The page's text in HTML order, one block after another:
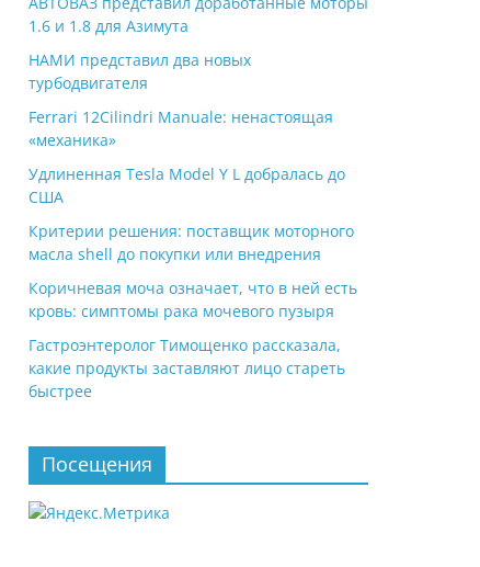
1.6 и 1.8 для Азимута
НАМИ представил два новых
турбодвигателя
Ferrari 12Cilindri Manuale: ненастоящая
«механика»
Удлиненная Tesla Model Y L добралась до
США
Критерии решения: поставщик моторного
масла shell до покупки или внедрения
Коричневая моча означает, что в ней есть
кровь: симптомы рака мочевого пузыря
Гастроэнтеролог Тимощенко рассказала,
какие продукты заставляют лицо стареть
быстрее
Посещения